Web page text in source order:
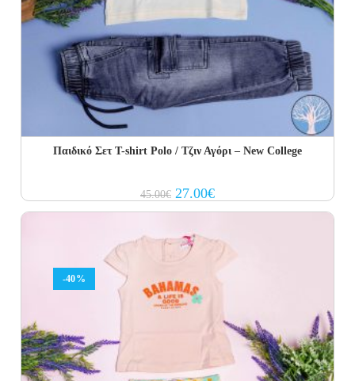
Παιδικό Σετ Τ-shirt Polo / Τζιν Αγόρι – New College
45.00€ Original
price
was:
27.00€Current
price
is:
-40%